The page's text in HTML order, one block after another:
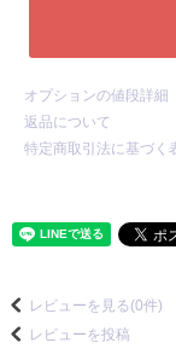
オプションの値段詳細
返品について
特定商取引法に基づく
レビューを見る(0件)
レビューを投稿